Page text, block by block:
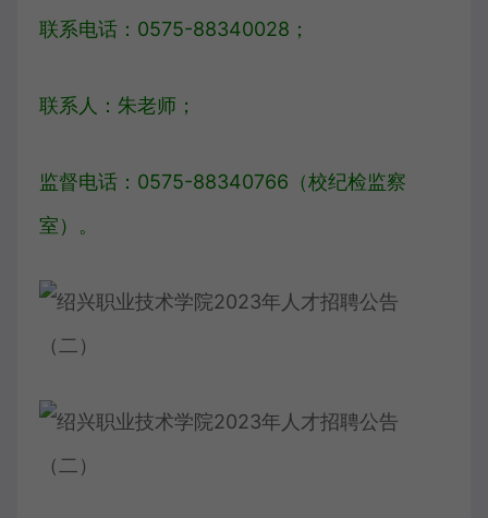
联系电话：0575-88340028；
联系人：朱老师；
监督电话：0575-88340766（校纪检监察
室）。